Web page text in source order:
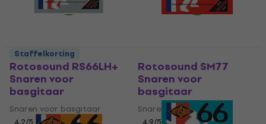
Rotosound RS66LH+
Snaren voor
basgitaar
Snaren voor basgitaar
Rotosound SM77
Snaren voor
basgitaar
Snaren voor basgitaar
Staffelkorting